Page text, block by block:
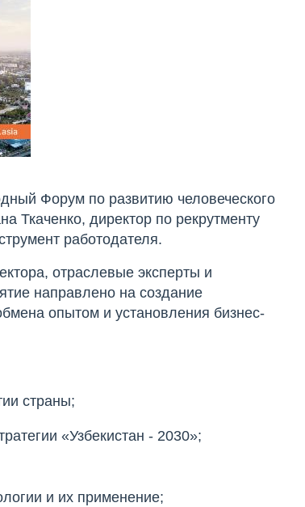
Форум по развитию человеческого
Ткаченко, директор по рекрутменту
работодателя.
отраслевые эксперты и
направлено на создание
опытом и установления бизнес-
страны;
«Узбекистан - 2030»;
и их применение;